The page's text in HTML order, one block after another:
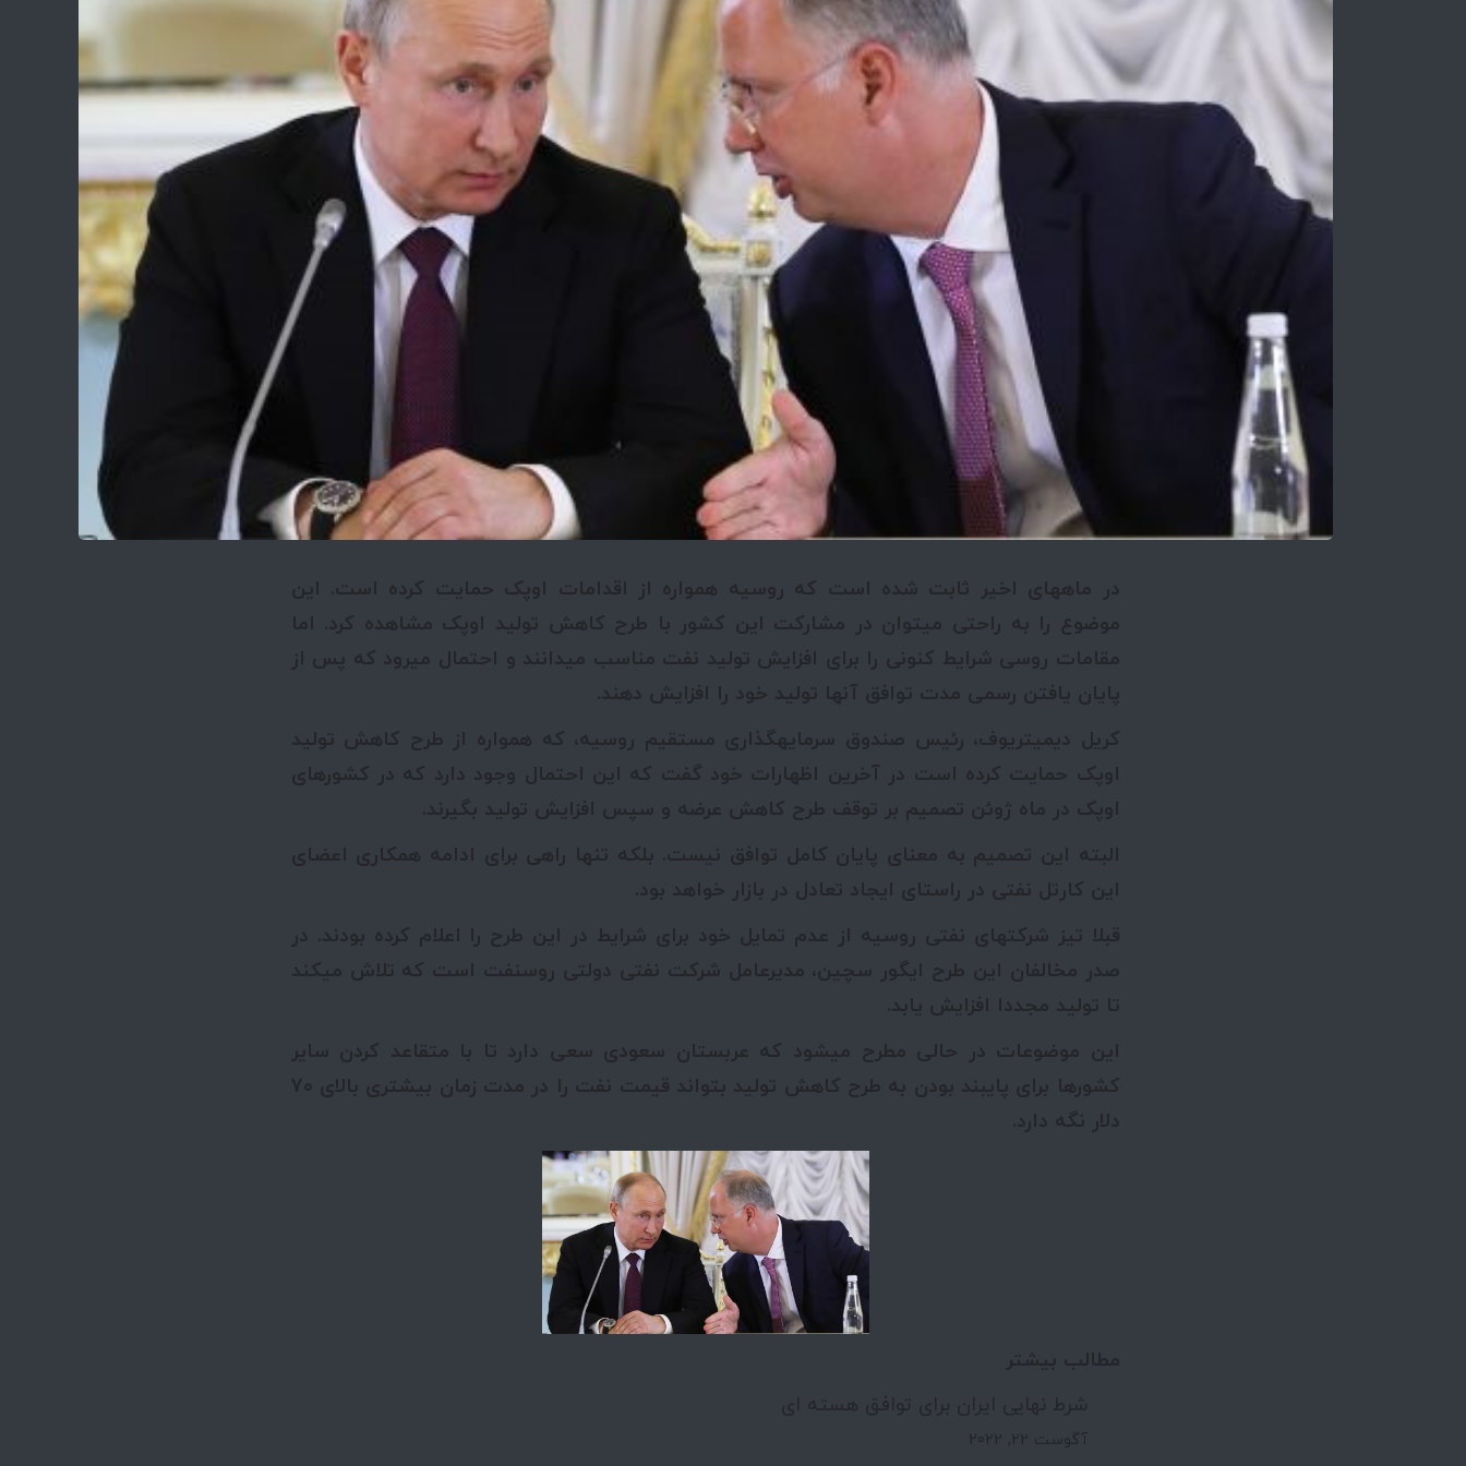
در ماه­های اخیر ثابت شده است که روسیه همواره از اقدامات اوپک حمایت کرده است. این
موضوع را به راحتی می­توان در مشارکت این کشور با طرح کاهش تولید اوپک مشاهده کرد. اما
مقامات روسی شرایط کنونی را برای افزایش تولید نفت مناسب می­دانند و احتمال می­رود که پس از
پایان یافتن رسمی مدت توافق آن­ها تولید خود را افزایش دهند.
کریل دیمیتریوف، رئیس صندوق سرمایه­گذاری مستقیم روسیه، که همواره از طرح کاهش تولید
اوپک حمایت کرده است در آخرین اظهارات خود گفت که این احتمال وجود دارد که در کشورهای
اوپک در ماه ژوئن تصمیم بر توقف طرح کاهش عرضه و سپس افزایش تولید بگیرند.
البته این تصمیم به معنای پایان کامل توافق نیست. بلکه تنها راهی برای ادامه همکاری اعضای
این کارتل نفتی در راستای ایجاد تعادل در بازار خواهد بود.
قبلا تیز شرکت­های نفتی روسیه از عدم تمایل خود برای شرایط در این طرح را اعلام کرده بودند. در
صدر مخالفان این طرح ایگور سچین، مدیرعامل شرکت نفتی دولتی روس­نفت است که تلاش می­کند
تا تولید مجددا افزایش یابد.
این موضوعات در حالی مطرح می­شود که عربستان سعودی سعی دارد تا با متقاعد کردن سایر
کشورها برای پایبند بودن به طرح کاهش تولید بتواند قیمت نفت را در مدت زمان بیشتری بالای 70
دلار نگه دارد.
مطالب بیشتر
شرط نهایی ایران برای توافق هسته ای
آگوست 22, 2022